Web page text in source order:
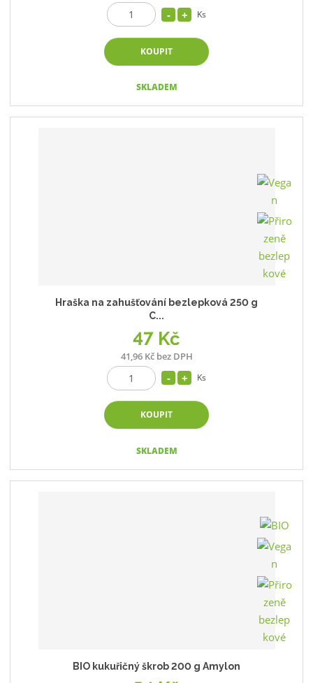
Ks
KOUPIT
SKLADEM
Hraška na zahušťování bezlepková 250 g
C...
47 Kč
41,96 Kč bez DPH
Ks
KOUPIT
SKLADEM
BIO kukuřičný škrob 200 g Amylon